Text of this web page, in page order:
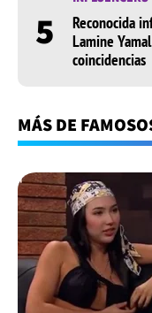
5
Reconocida
Lamine
coincidencias
MÁS DE